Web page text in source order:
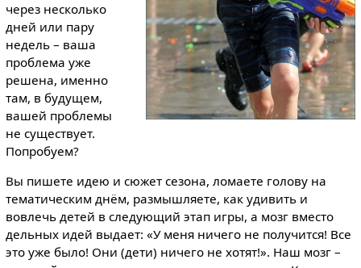
через несколько
дней или пару
недель – ваша
проблема уже
решена, именно
там, в будущем,
вашей проблемы
не существует.
Попробуем?
Вы пишете идею и сюжет сезона, ломаете голову на
тематическим днём, размышляете, как удивить и
вовлечь детей в следующий этап игры, а мозг вместо
дельных идей выдает: «У меня ничего не получится! Все
это уже было! Они (дети) ничего не хотят!». Наш мозг –